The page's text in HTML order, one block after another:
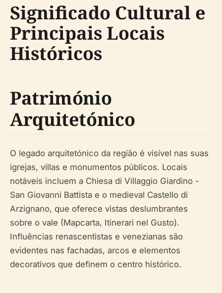
Significado Cultural e
Principais Locais
Históricos
Património
Arquitetónico
O legado arquitetónico da região é visível nas suas
igrejas, villas e monumentos públicos. Locais
notáveis incluem a Chiesa di Villaggio Giardino -
San Giovanni Battista e o medieval Castello di
Arzignano, que oferece vistas deslumbrantes
sobre o vale (Mapcarta, Itinerari nel Gusto).
Influências renascentistas e venezianas são
evidentes nas fachadas, arcos e elementos
decorativos que definem o centro histórico.